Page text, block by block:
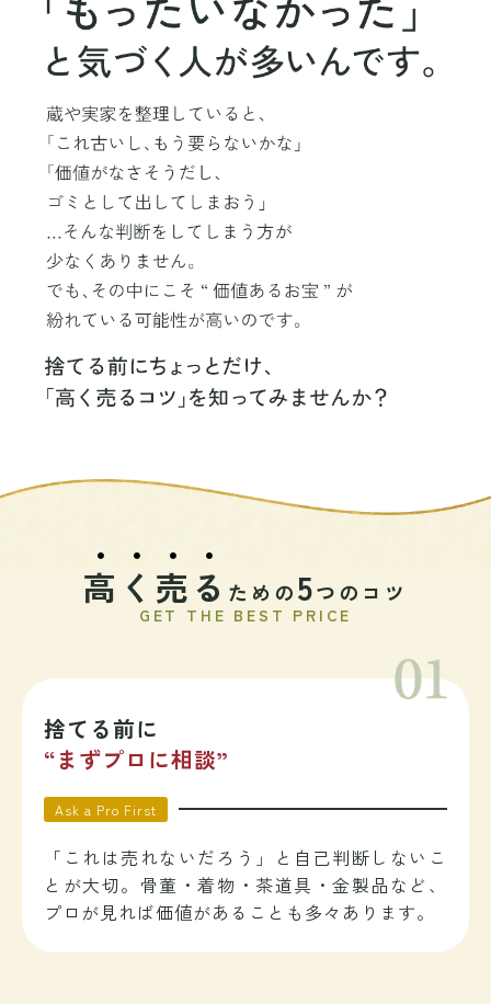
高く売る ための5つのコツ
GET THE BEST PRICE
捨てる前に
“まずプロに相談”
Ask a Pro First
「これは売れないだろう」と自己判断しないこ
とが大切。骨董・着物・茶道具・金製品など、
プロが見れば価値があることも多々あります。